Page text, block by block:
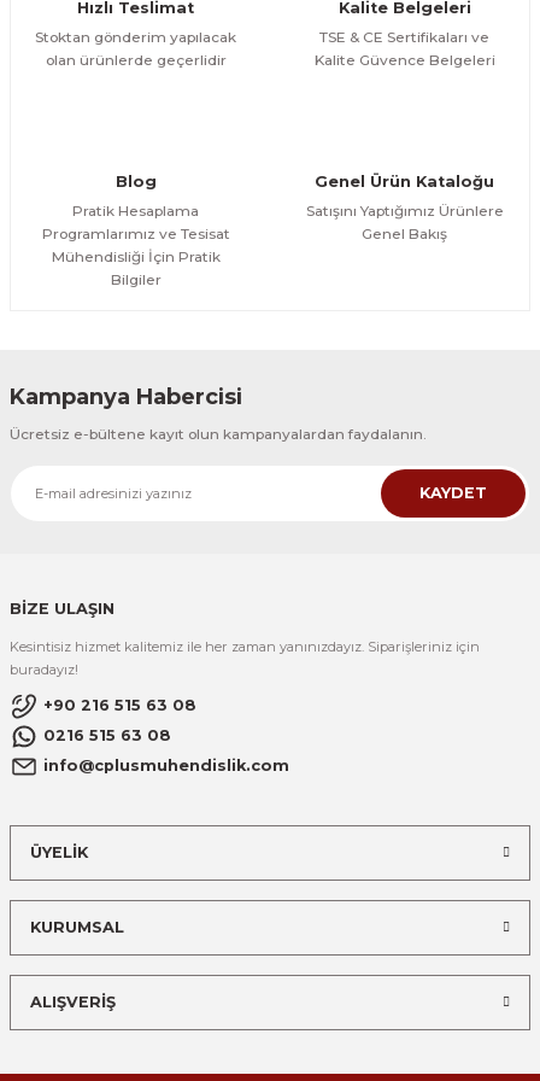
Hızlı Teslimat
Stoktan gönderim yapılacak
olan ürünlerde geçerlidir
Kalite Belgeleri
TSE & CE Sertifikaları ve
Kalite Güvence Belgeleri
Blog
Pratik Hesaplama
Programlarımız ve Tesisat
Mühendisliği İçin Pratik
Bilgiler
Genel Ürün Kataloğu
Satışını Yaptığımız Ürünlere
Genel Bakış
Kampanya Habercisi
Ücretsiz e-bültene kayıt olun kampanyalardan faydalanın.
KAYDET
BİZE ULAŞIN
Kesintisiz hizmet kalitemiz ile her zaman yanınızdayız. Siparişleriniz için
buradayız!
+90 216 515 63 08
0216 515 63 08
info@cplusmuhendislik.com
ÜYELİK
KURUMSAL
ALIŞVERİŞ